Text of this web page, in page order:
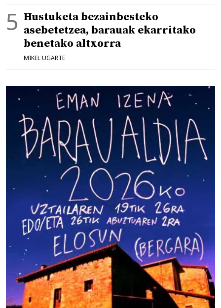
Hustuketa bezainbesteko
asebetetzea, barauak ekarritako
benetako altxorra
MIKEL UGARTE